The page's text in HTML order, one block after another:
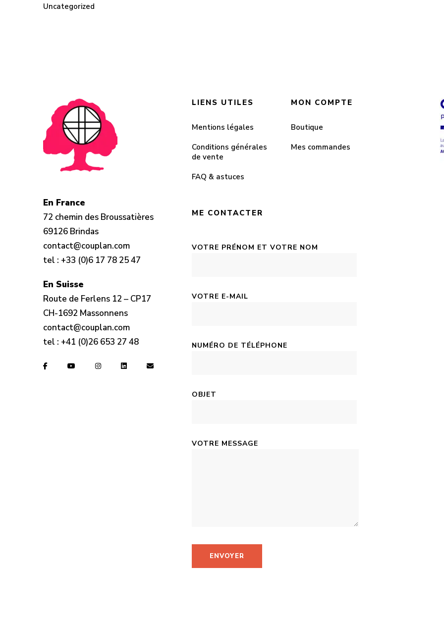
Uncategorized
En France
72 chemin des Broussatières
69126 Brindas
contact@couplan.com
tel : +33 (0)6 17 78 25 47
En Suisse
Route de Ferlens 12 – CP17
CH-1692 Massonnens
contact@couplan.com
tel : +41 (0)26 653 27 48
LIENS UTILES
Mentions légales
Conditions générales
de vente
FAQ & astuces
ME CONTACTER
VOTRE PRÉNOM ET VOTRE NOM
VOTRE E-MAIL
NUMÉRO DE TÉLÉPHONE
OBJET
VOTRE MESSAGE
MON COMPTE
Boutique
Mes commandes